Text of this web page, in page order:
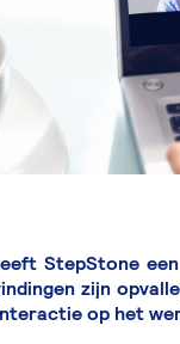
StepStone
zijn
op het